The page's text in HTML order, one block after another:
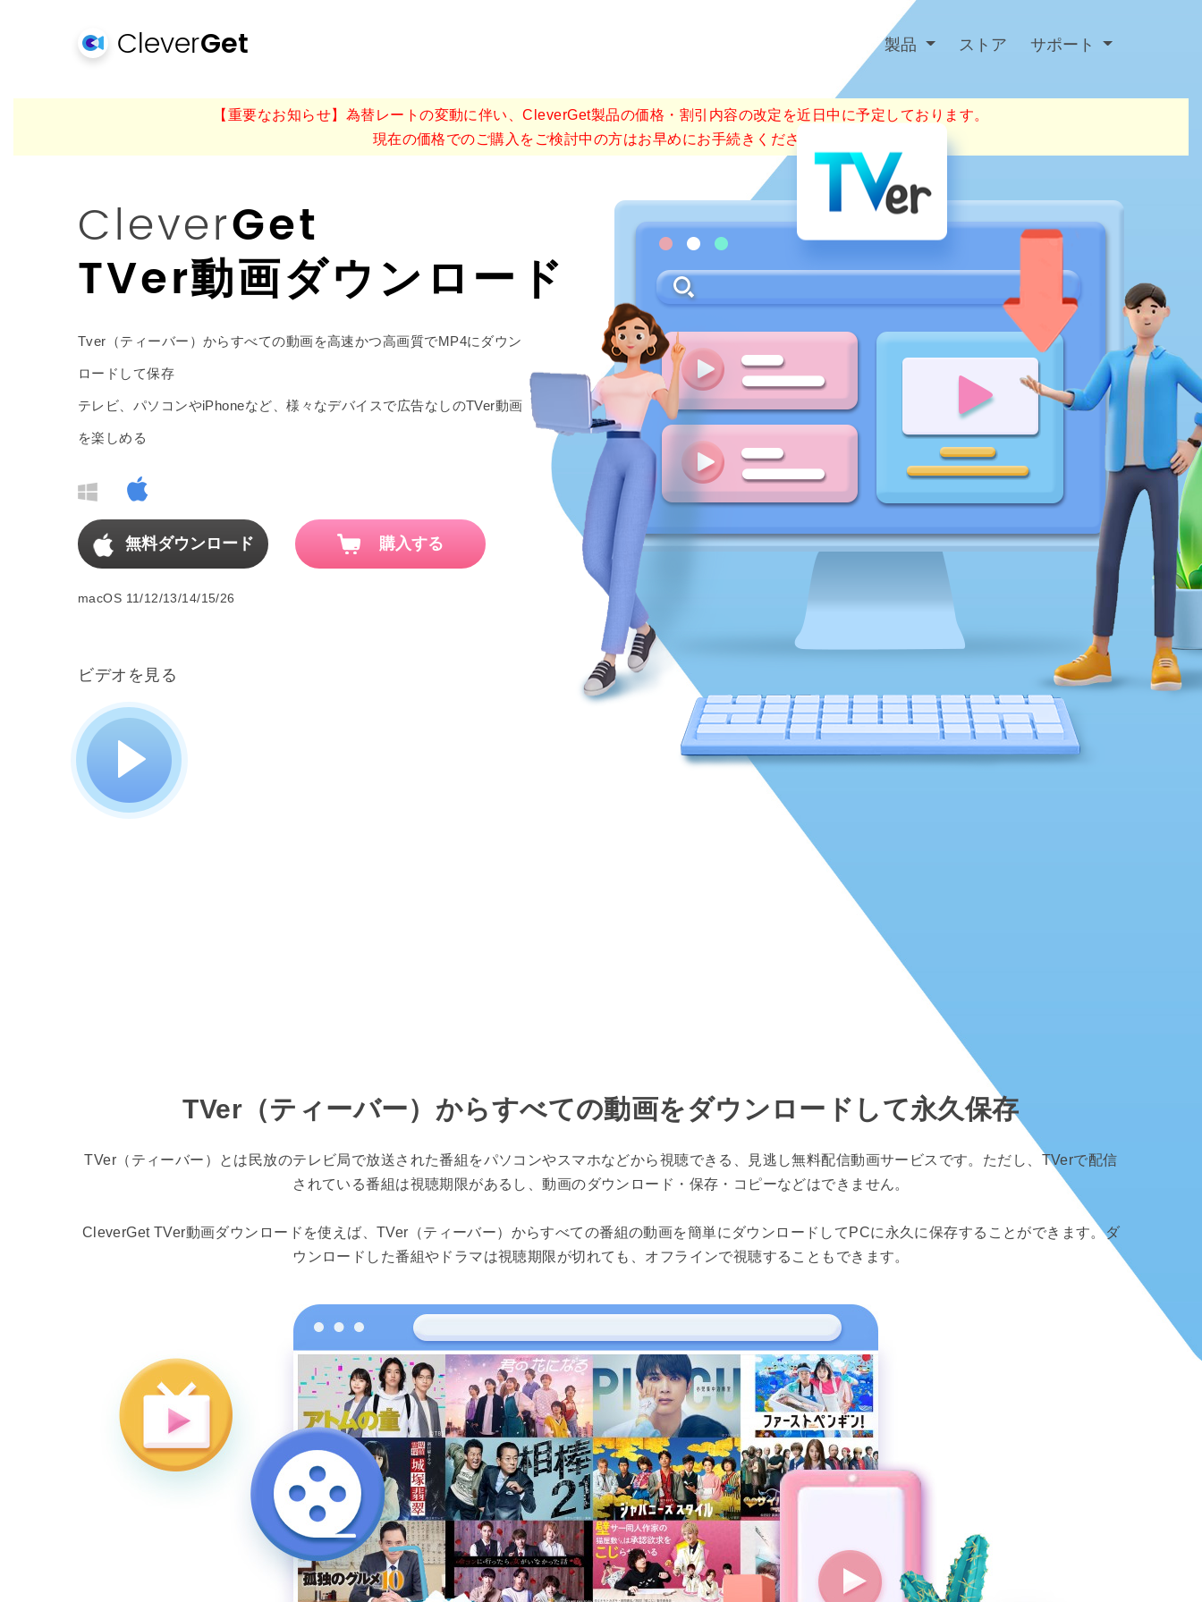
CleverGet 製品 ストア サポート
【重要なお知らせ】為替レートの変動に伴い、CleverGet製品の価格・割引内容の改定を近日中に予定しております。
現在の価格でのご購入をご検討中の方はお早めにお手続きください。
CleverGet
TVer動画ダウンロード
Tver（ティーバー）からすべての動画を高速かつ高画質でMP4にダウン
ロードして保存
テレビ、パソコンやiPhoneなど、様々なデバイスで広告なしのTVer動画
を楽しめる
無料ダウンロード 購入する
macOS 11/12/13/14/15/26
ビデオを見る
TVer（ティーバー）からすべての動画をダウンロードして永久保存
TVer（ティーバー）とは民放のテレビ局で放送された番組をパソコンやスマホなどから視聴できる、見逃し無料配信動画サービスです。ただし、TVerで配信
されている番組は視聴期限があるし、動画のダウンロード・保存・コピーなどはできません。
CleverGet TVer動画ダウンロードを使えば、TVer（ティーバー）からすべての番組の動画を簡単にダウンロードしてPCに永久に保存することができます。ダ
ウンロードした番組やドラマは視聴期限が切れても、オフラインで視聴することもできます。